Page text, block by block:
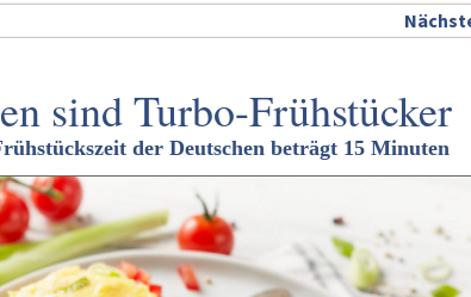
sind Turbo-Frühstücker
der Deutschen beträgt 15 Minuten